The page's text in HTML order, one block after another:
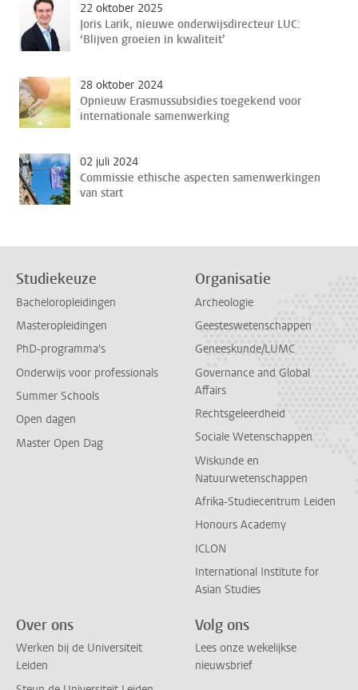
22 oktober 2025
Joris Larik, nieuwe onderwijsdirecteur LUC:
‘Blijven groeien in kwaliteit’
28 oktober 2024
Opnieuw Erasmussubsidies toegekend voor
internationale samenwerking
02 juli 2024
Commissie ethische aspecten samenwerkingen
van start
Studiekeuze
Bacheloropleidingen
Masteropleidingen
PhD-programma's
Onderwijs voor professionals
Summer Schools
Open dagen
Master Open Dag
Organisatie
Archeologie
Geesteswetenschappen
Geneeskunde/LUMC
Governance and Global
Affairs
Rechtsgeleerdheid
Sociale Wetenschappen
Wiskunde en
Natuurwetenschappen
Afrika-Studiecentrum Leiden
Honours Academy
ICLON
International Institute for
Asian Studies
Over ons
Werken bij de Universiteit
Leiden
Volg ons
Lees onze wekelijkse
nieuwsbrief